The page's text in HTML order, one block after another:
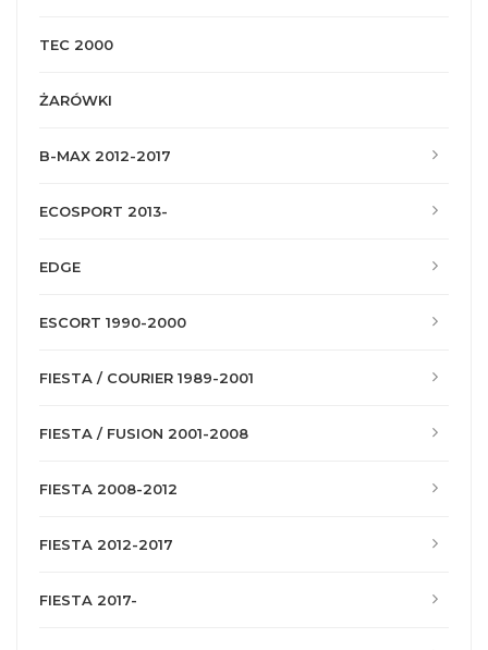
TEC 2000
ŻARÓWKI
B-MAX 2012-2017
ECOSPORT 2013-
EDGE
ESCORT 1990-2000
FIESTA / COURIER 1989-2001
FIESTA / FUSION 2001-2008
FIESTA 2008-2012
FIESTA 2012-2017
FIESTA 2017-